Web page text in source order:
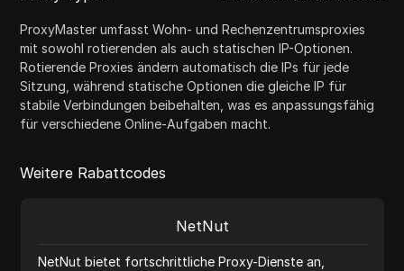
ProxyMaster umfasst Wohn- und Rechenzentrumsproxies
mit sowohl rotierenden als auch statischen IP-Optionen.
Rotierende Proxies ändern automatisch die IPs für jede
Sitzung, während statische Optionen die gleiche IP für
stabile Verbindungen beibehalten, was es anpassungsfähig
für verschiedene Online-Aufgaben macht.
Weitere Rabattcodes
NetNut
NetNut bietet fortschrittliche Proxy-Dienste an,